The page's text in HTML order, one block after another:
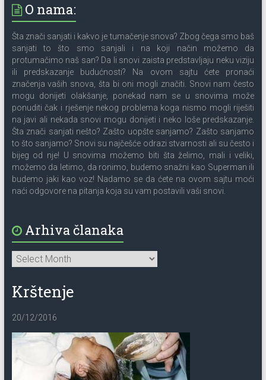
O nama:
Šta znači sanjati i kakvo je tumačenje snova? Zbog čega smo baš
sanjati to što smo sanjali i na koji način možemo da
protumačimo naš san? Da li snovi zaista predstavljaju neku viziju
ili predskazanje budućnosti? Na ovom sajtu ćete pronaći
značenja vaših snova, šta bi oni mogli značiti. Snovi nam često
mogu donijeti olakšanje, ponekad nam se u snovima može
ponuditi čak i rješenje nekog problema koga nismo mogli riješiti
na javi ali nekada snovi mogu donijeti i neko loše predskazanje.
Šta znači sanjati nešto? Zašto uopšte sanjamo? Zašto sanjamo
to što sanjamo? Snovi su najčešće odrazi stvarnosti ali su često i
bijeg od nje! U snovima možemo biti šta želimo, mali i veliki,
možemo da letimo, da ronimo, budemo snažni kao Superman ili
budemo jaki kao voz! Nadamo se da ćete na ovom sajtu moći
naći odgovore na pitanja koja su vam postavili vaši snovi.
Arhiva članaka
Krštenje
20/12/2016